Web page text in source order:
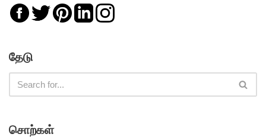
தேடு
சொற்கள்